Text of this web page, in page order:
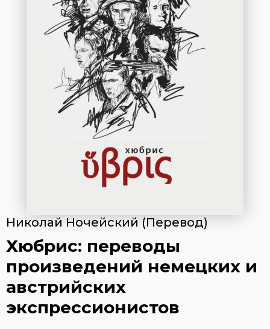
Николай Ночейский (Перевод)
Хюбрис: переводы
произведений немецких и
австрийских
экспрессионистов